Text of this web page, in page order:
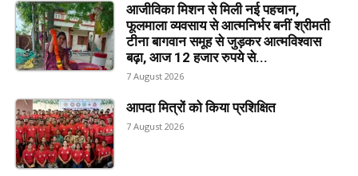
आजीविका मिशन से मिली नई पहचान,
फूलमाला व्यवसाय से आत्मनिर्भर बनीं श्रीमती
टीना बागवान समूह से जुड़कर आत्मविश्वास
बढ़ा, आज 12 हजार रुपये से...
7 August 2026
आपदा मित्रों को किया प्रशिक्षित
7 August 2026